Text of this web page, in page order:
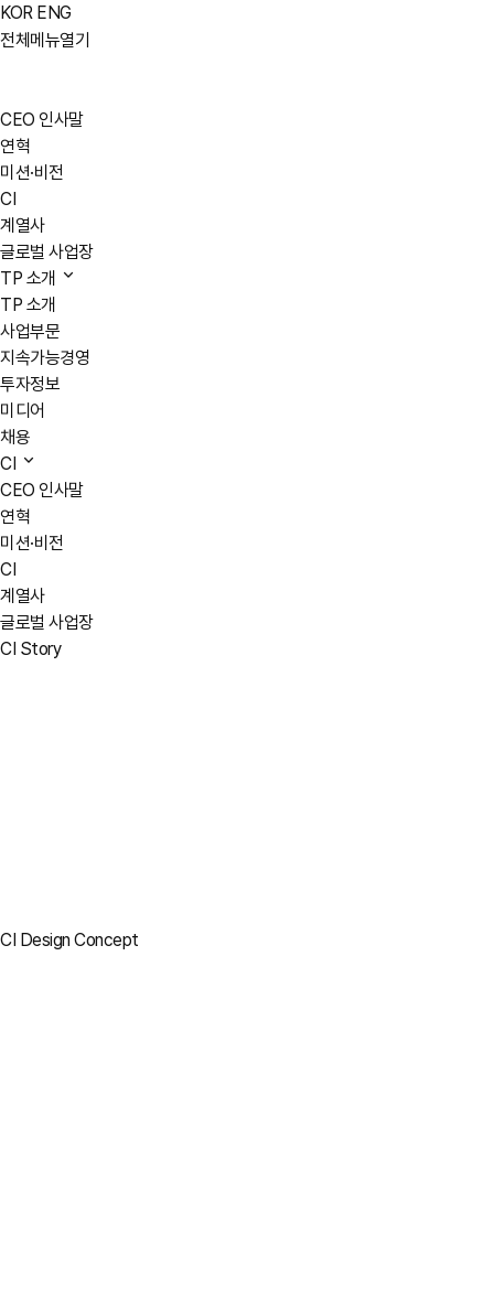
KOR ENG
전체메뉴열기
CEO 인사말
연혁
미션·비전
CI
계열사
글로벌 사업장
TP 소개
TP 소개
사업부문
지속가능경영
투자정보
미디어
채용
CI
CEO 인사말
연혁
미션·비전
CI
계열사
글로벌 사업장
CI Story
CI Design Concept